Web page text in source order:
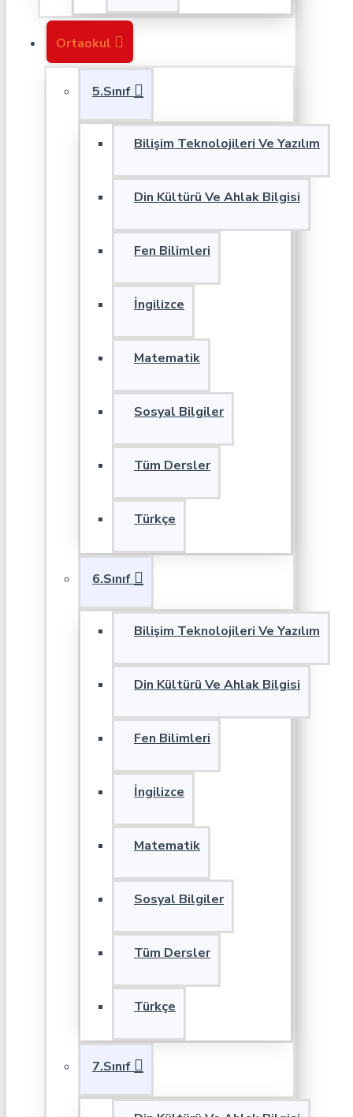
Ortaokul
5.Sınıf
Bilişim Teknolojileri Ve Yazılım
Din Kültürü Ve Ahlak Bilgisi
Fen Bilimleri
İngilizce
Matematik
Sosyal Bilgiler
Tüm Dersler
Türkçe
6.Sınıf
Bilişim Teknolojileri Ve Yazılım
Din Kültürü Ve Ahlak Bilgisi
Fen Bilimleri
İngilizce
Matematik
Sosyal Bilgiler
Tüm Dersler
Türkçe
7.Sınıf